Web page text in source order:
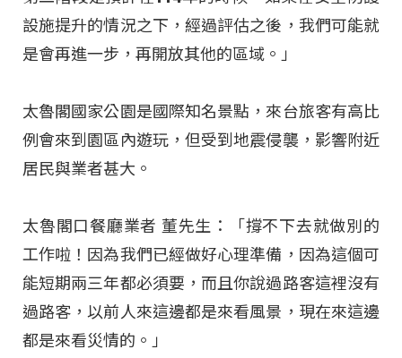
設施提升的情況之下，經過評估之後，我們可能就
是會再進一步，再開放其他的區域。」
太魯閣國家公園是國際知名景點，來台旅客有高比
例會來到園區內遊玩，但受到地震侵襲，影響附近
居民與業者甚大。
太魯閣口餐廳業者 董先生：「撐不下去就做別的
工作啦！因為我們已經做好心理準備，因為這個可
能短期兩三年都必須要，而且你說過路客這裡沒有
過路客，以前人來這邊都是來看風景，現在來這邊
都是來看災情的。」